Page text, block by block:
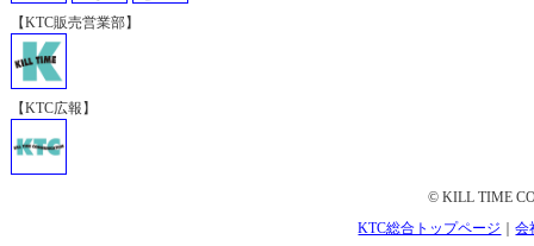
【KTC販売営業部】
【KTC広報】
© KILL TIME
KTC総合トップページ
｜会